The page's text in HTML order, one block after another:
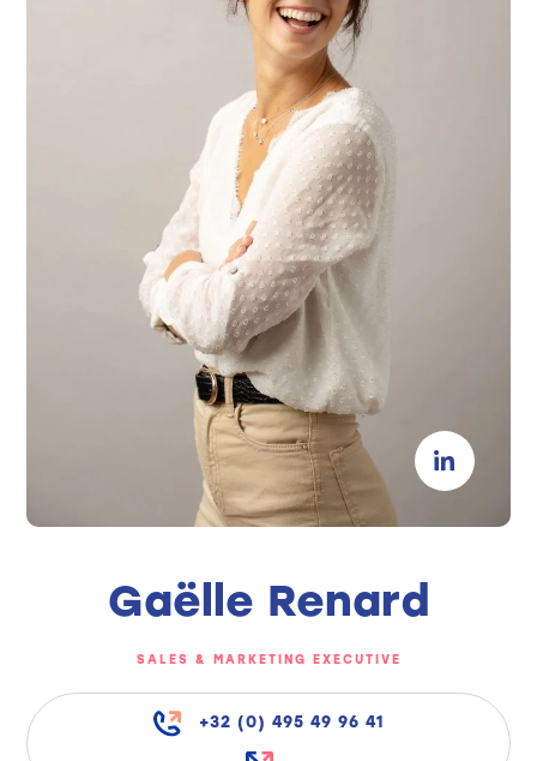
Gaëlle Renard
SALES & MARKETING EXECUTIVE
+32 (0) 495 49 96 41